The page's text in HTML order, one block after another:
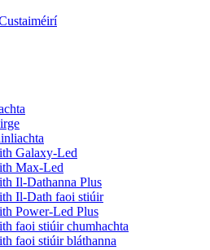
Galaxy-Led
Max-Led
Il-Dathanna Plus
Il-Dath faoi stiúir
Power-Led Plus
faoi stiúir chumhachta
faoi stiúir bláthanna